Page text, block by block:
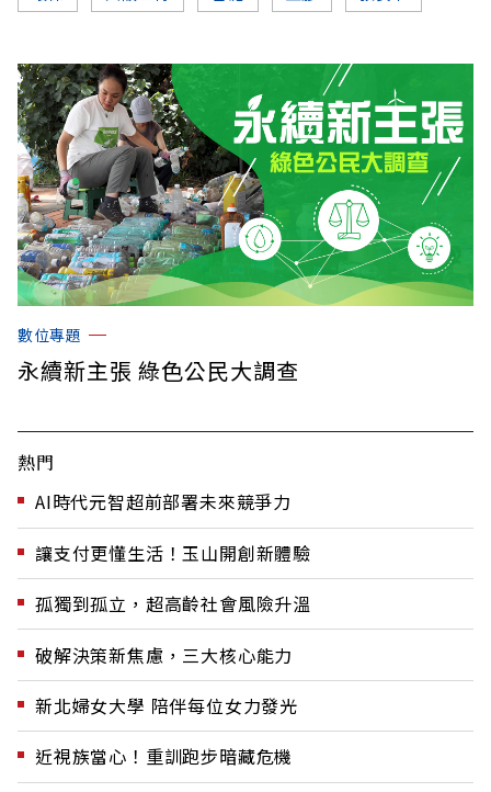
數位專題
永續新主張 綠色公民大調查
熱門
AI時代元智超前部署未來競爭力
讓支付更懂生活！玉山開創新體驗
孤獨到孤立，超高齡社會風險升溫
破解決策新焦慮，三大核心能力
新北婦女大學 陪伴每位女力發光
近視族當心！重訓跑步暗藏危機